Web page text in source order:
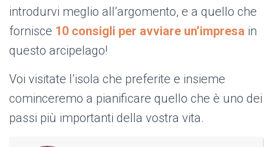
introdurvi meglio all’argomento, e a quello che
fornisce 10 consigli per avviare un’impresa in
questo arcipelago!
Voi visitate l’isola che preferite e insieme
cominceremo a pianificare quello che è uno dei
passi più importanti della vostra vita.